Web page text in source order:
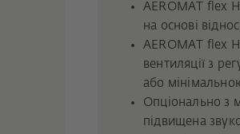
AEROMAT flex
на основі
AEROMAT flex
вентиляції з
або
Опціонально з
підвищена